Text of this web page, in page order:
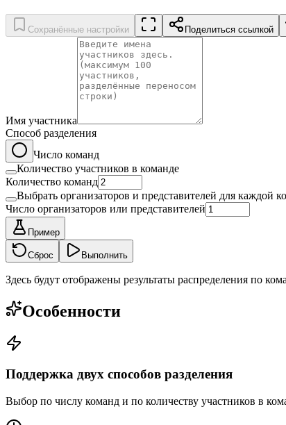
Сохранённые настройки Поделиться ссылкой
Имя участника
Способ разделения
Число команд
Количество участников в команде
Количество команд
Выбрать организаторов и представителей для каждой
Число организаторов или представителей
Пример
Сброс Выполнить
Здесь будут отображены результаты распределения по
Особенности
Поддержка двух способов разделения
Выбор по числу команд и по количеству участников в